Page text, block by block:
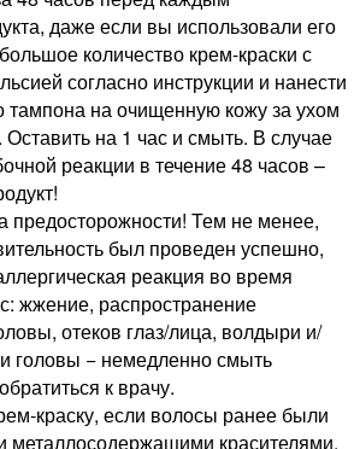
даже если вы использовали его
количество крем-краски с
согласно инструкции и нанести
на очищенную кожу за ухом
Оставить на 1 час и смыть. В случае
реакции в течение 48 часов –
предосторожности! Тем не менее,
был проведен успешно,
реакция во время
жжение, распространение
отеков глаз/лица, волдыри и/
головы − немедленно смыть
к врачу.
краску, если волосы ранее были
металлосодержащими красителями.